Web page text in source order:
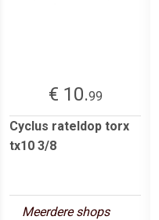
€ 10.99
Cyclus rateldop torx
tx10 3/8
Meerdere shops